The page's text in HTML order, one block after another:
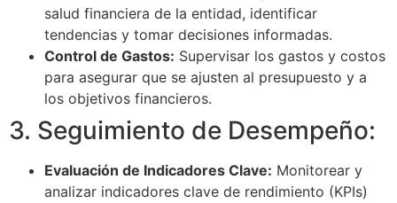
salud financiera de la entidad, identificar
tendencias y tomar decisiones informadas.
Control de Gastos: Supervisar los gastos y costos
para asegurar que se ajusten al presupuesto y a
los objetivos financieros.
3. Seguimiento de Desempeño:
Evaluación de Indicadores Clave: Monitorear y
analizar indicadores clave de rendimiento (KPIs)